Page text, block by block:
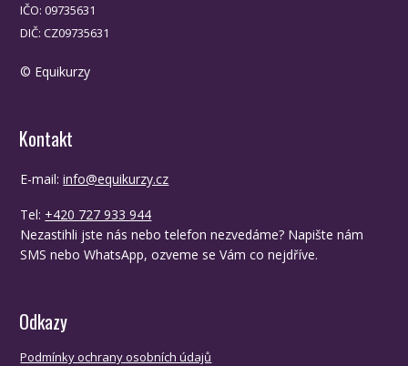
IČO: 09735631
DIČ: CZ09735631
© Equikurzy
Kontakt
E-mail:info@equikurzy.cz
Tel: +420 727 933 944
Nezastihli jste nás nebo telefon nezvedáme? Napište nám
SMS nebo WhatsApp, ozveme se Vám co nejdříve.
Odkazy
Podmínky ochrany osobních údajů